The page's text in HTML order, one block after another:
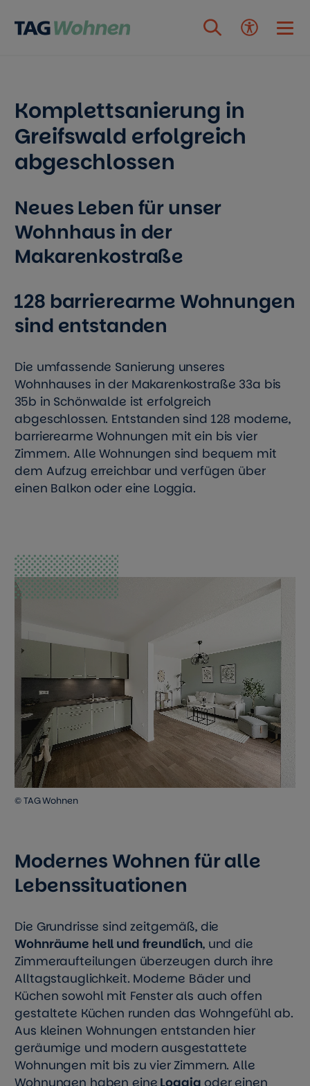
Komplettsanierung in
Greifswald erfolgreich
abgeschlossen
Neues Leben für unser
Wohnhaus in der
Makarenkostraße
128 barrierearme Wohnungen
sind entstanden
Die umfassende Sanierung unseres
Wohnhauses in der Makarenkostraße 33a bis
35b in Schönwalde ist erfolgreich
abgeschlossen. Entstanden sind 128 moderne,
barrierearme Wohnungen mit ein bis vier
Zimmern. Alle Wohnungen sind bequem mit
dem Aufzug erreichbar und verfügen über
einen Balkon oder eine Loggia.
© TAG Wohnen
Modernes Wohnen für alle
Lebenssituationen
Die Grundrisse sind zeitgemäß, die
Wohnräume hell und freundlich, und die
Zimmeraufteilungen überzeugen durch ihre
Alltagstauglichkeit. Moderne Bäder und
Küchen sowohl mit Fenster als auch offen
gestaltete Küchen runden das Wohngefühl ab.
Aus kleinen Wohnungen entstanden hier
geräumige und modern ausgestattete
Wohnungen mit bis zu vier Zimmern. Alle